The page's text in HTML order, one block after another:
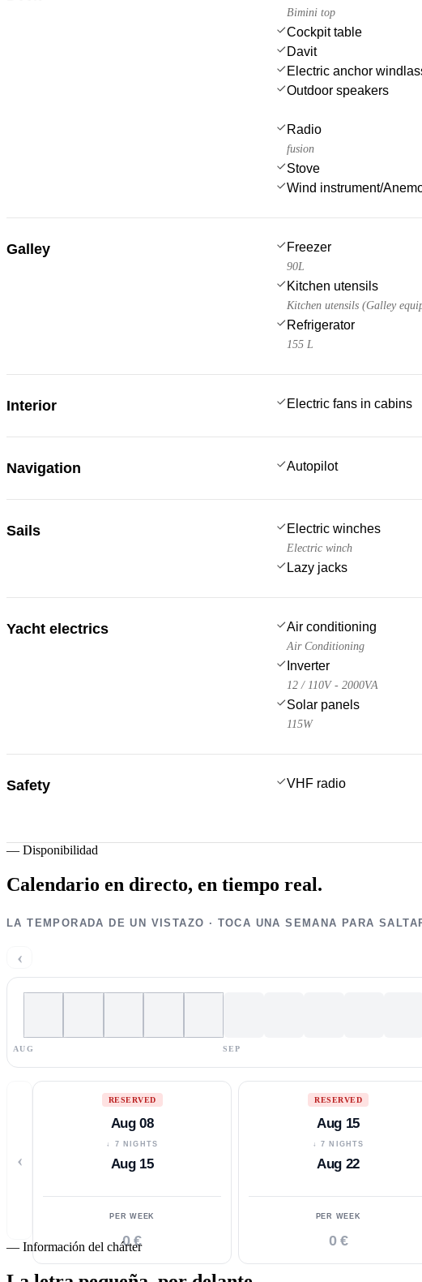
Bimini top
Cockpit table
Davit
Electric anchor
Outdoor speakers
Radio
fusion
Stove
Wind instrument/
Galley Freezer
90L
Kitchen utensils
Kitchen utensils (Galley
Refrigerator
155 L
Interior Electric fans in cabins
Navigation Autopilot
Sails Electric winches
Electric winch
Lazy jacks
Yacht electrics Air conditioning
Air Conditioning
Inverter
12 / 110V - 2000VA
Solar panels
115W
Safety VHF radio
— Disponibilidad
Calendario en directo, en tiempo real.
LA TEMPORADA DE UN VISTAZO · TOCA UNA SEMANA PARA
‹
AUG SEP
‹
RESERVED
Aug 08
↓ 7 NIGHTS
Aug 15
PER WEEK
0 €
RESERVED
Aug 15
↓ 7 NIGHTS
Aug 22
PER WEEK
0 €
— Información del chárter